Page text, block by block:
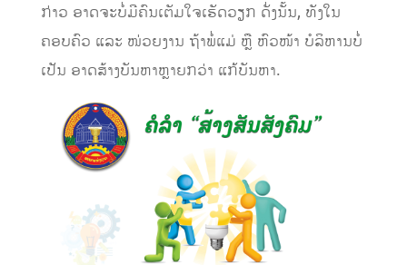
ກ່າວ ອາດຈະບໍ່ມີຄົນເຕັມໃຈເຮັດວຽກ ດັ່ງນັ້ນ, ທັງໃນ
ຄອບຄົວ ແລະ ໜ່ວຍງານ ຖ້າພໍ່ແມ່ ຫຼື ຫົວໜ້າ ບໍລິຫານບໍ່
ເປັນ ອາດສ້າງບັນຫາຫຼາຍກວ່າ ແກ້ບັນຫາ.